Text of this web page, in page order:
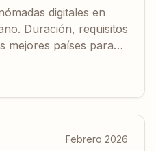
digitales en
Duración, requisitos
mejores países para
Febrero 2026